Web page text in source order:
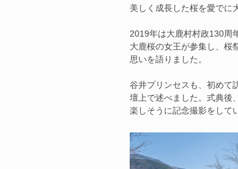
美しく成長した桜を愛でに
2019年は大鹿村村政130周
大鹿桜の女王が参集し、桜
思いを語りました。
谷井プリンセスも、初めて
壇上で述べました。式典後
楽しそうに記念撮影をして